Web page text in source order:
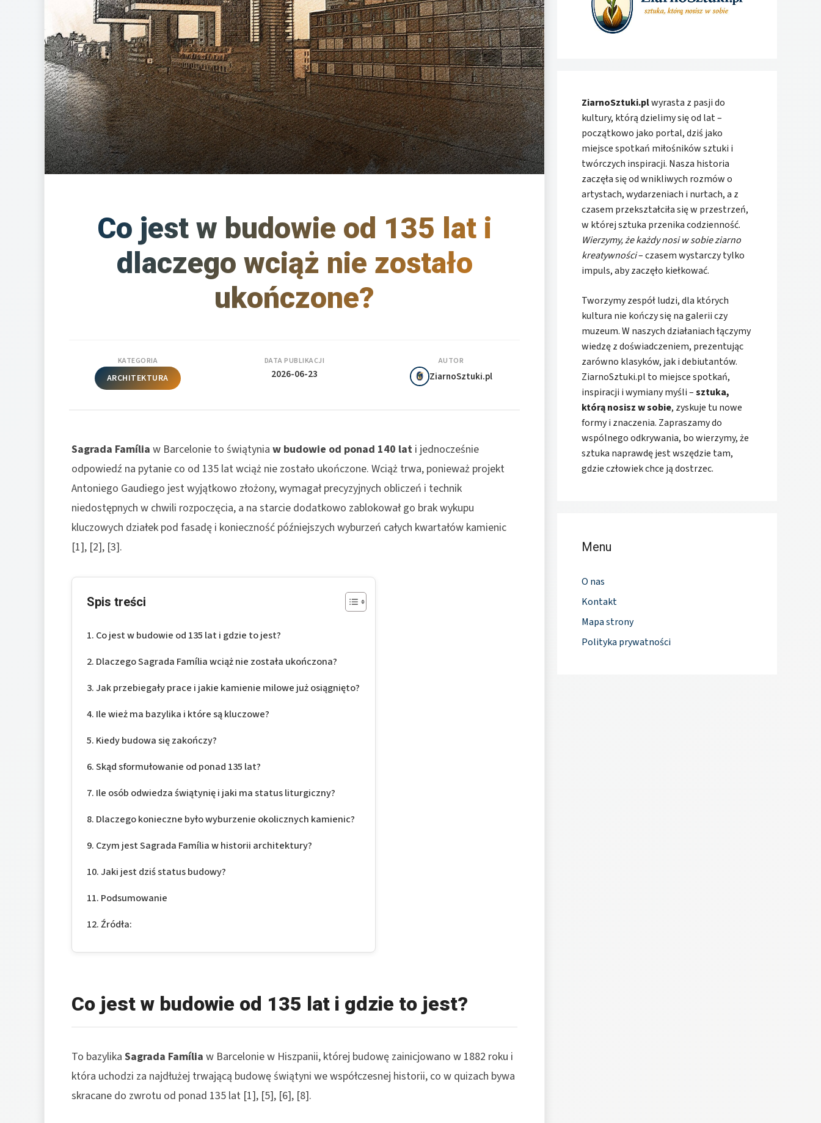
Co jest w budowie od 135 lat i
dlaczego wciąż nie zostało
ukończone?
KATEGORIA
ARCHITEKTURA
DATA PUBLIKACJI
2026-06-23
AUTOR
ZiarnoSztuki.pl
Sagrada Família w Barcelonie to świątynia w budowie od ponad 140 lat i jednocześnie
odpowiedź na pytanie co od 135 lat wciąż nie zostało ukończone. Wciąż trwa, ponieważ projekt
Antoniego Gaudiego jest wyjątkowo złożony, wymagał precyzyjnych obliczeń i technik
niedostępnych w chwili rozpoczęcia, a na starcie dodatkowo zablokował go brak wykupu
kluczowych działek pod fasadę i konieczność późniejszych wyburzeń całych kwartałów kamienic
[1], [2], [3].
Spis treści
Co jest w budowie od 135 lat i gdzie to jest?
Dlaczego Sagrada Família wciąż nie została ukończona?
Jak przebiegały prace i jakie kamienie milowe już osiągnięto?
Ile wież ma bazylika i które są kluczowe?
Kiedy budowa się zakończy?
Skąd sformułowanie od ponad 135 lat?
Ile osób odwiedza świątynię i jaki ma status liturgiczny?
Dlaczego konieczne było wyburzenie okolicznych kamienic?
Czym jest Sagrada Família w historii architektury?
Jaki jest dziś status budowy?
Podsumowanie
Źródła:
Co jest w budowie od 135 lat i gdzie to jest?
To bazylika Sagrada Família w Barcelonie w Hiszpanii, której budowę zainicjowano w 1882 roku i
która uchodzi za najdłużej trwającą budowę świątyni we współczesnej historii, co w quizach bywa
skracane do zwrotu od ponad 135 lat [1], [5], [6], [8].
ZiarnoSztuki.plwyrasta z pasji do
kultury, którą dzielimy się od lat –
początkowo jako portal, dziś jako
miejsce spotkań miłośników sztuki i
twórczych inspiracji. Nasza historia
zaczęła się od wnikliwych rozmów o
artystach, wydarzeniach i nurtach, a z
czasem przekształciła się w przestrzeń,
w której sztuka przenika codzienność.
Wierzymy, że każdy nosi w sobie ziarno
kreatywności– czasem wystarczy tylko
impuls, aby zaczęło kiełkować.
Tworzymy zespół ludzi, dla których
kultura nie kończy się na galerii czy
muzeum. W naszych działaniach łączymy
wiedzę z doświadczeniem, prezentując
zarówno klasyków, jak i debiutantów.
ZiarnoSztuki.pl to miejsce spotkań,
inspiracji i wymiany myśli –sztuka,
którą nosisz w sobie, zyskuje tu nowe
formy i znaczenia. Zapraszamy do
wspólnego odkrywania, bo wierzymy, że
sztuka naprawdę jest wszędzie tam,
gdzie człowiek chce ją dostrzec.
Menu
O nas
Kontakt
Mapa strony
Polityka prywatności